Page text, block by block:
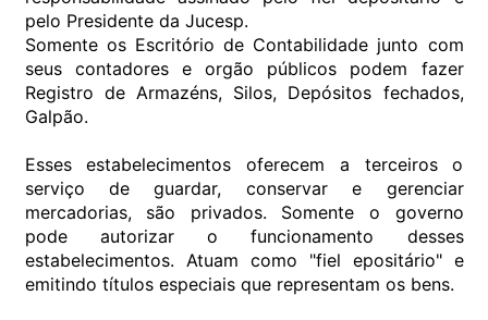
pelo Presidente da Jucesp.
Somente os Escritório de Contabilidade junto com
seus contadores e orgão públicos podem fazer
Registro de Armazéns, Silos, Depósitos fechados,
Galpão.
Esses estabelecimentos oferecem a terceiros o
serviço de guardar, conservar e gerenciar
mercadorias, são privados. Somente o governo
pode autorizar o funcionamento desses
estabelecimentos. Atuam como "fiel epositário" e
emitindo títulos especiais que representam os bens.